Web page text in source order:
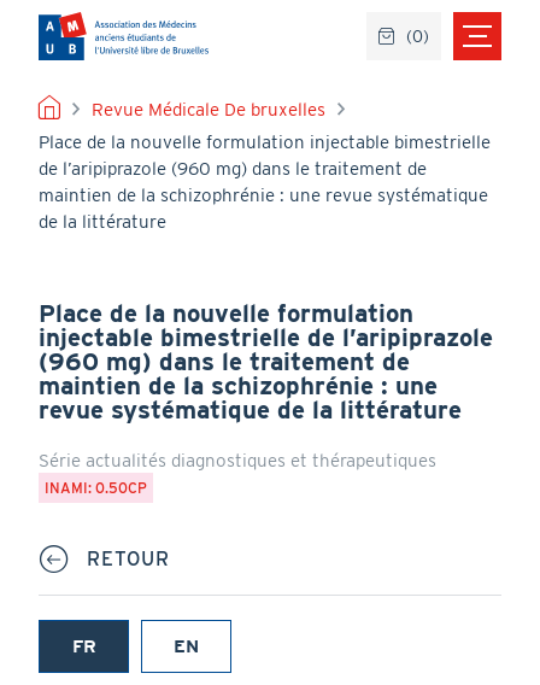
contenu
principal
FIL
D'ARIANE
Revue Médicale De bruxelles
Place de la nouvelle formulation injectable bimestrielle
de l’aripiprazole (960 mg) dans le traitement de
maintien de la schizophrénie : une revue systématique
de la littérature
Place de la nouvelle formulation
injectable bimestrielle de l’aripiprazole
(960 mg) dans le traitement de
maintien de la schizophrénie : une
revue systématique de la littérature
Série actualités diagnostiques et thérapeutiques
INAMI: 0.50CP
RETOUR
FR
(onglet
EN
(0)